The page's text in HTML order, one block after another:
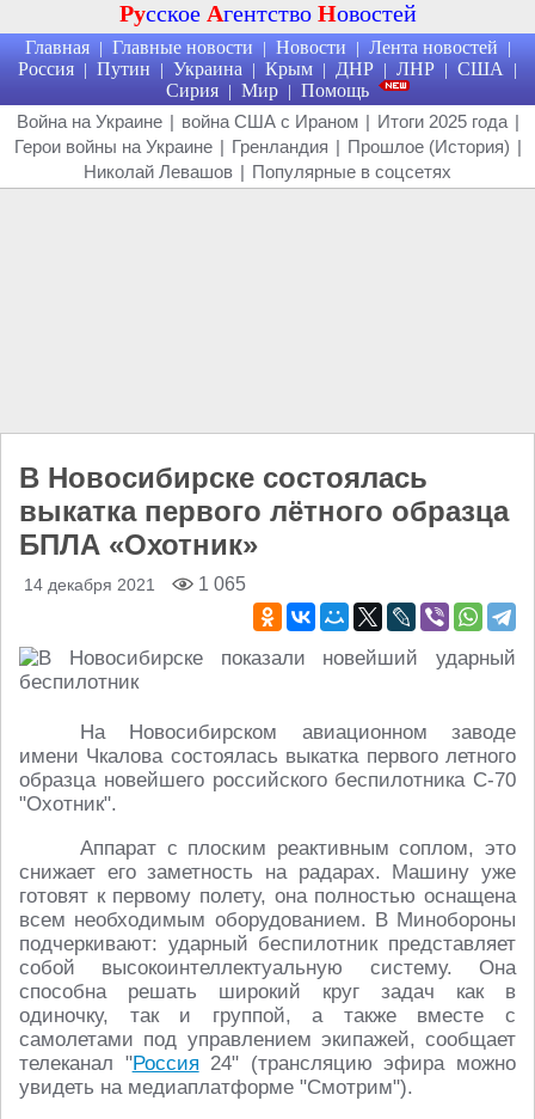
Русское Агентство Новостей
Главная | Главные новости | Новости | Лента новостей |
Россия | Путин | Украина | Крым | ДНР | ЛНР | США |
Сирия | Мир | Помощь
Война на Украине | война США с Ираном | Итоги 2025 года |
Герои войны на Украине | Гренландия | Прошлое (История) |
Николай Левашов | Популярные в соцсетях
В Новосибирске состоялась
выкатка первого лётного образца
БПЛА «Охотник»
14 декабря 2021 1 065
На Новосибирском авиационном заводе
имени Чкалова состоялась выкатка первого летного
образца новейшего российского беспилотника С-70
"Охотник".
Аппарат с плоским реактивным соплом, это
снижает его заметность на радарах. Машину уже
готовят к первому полету, она полностью оснащена
всем необходимым оборудованием. В Минобороны
подчеркивают: ударный беспилотник представляет
собой высокоинтеллектуальную систему. Она
способна решать широкий круг задач как в
одиночку, так и группой, а также вместе с
самолетами под управлением экипажей, сообщает
телеканал "Россия 24" (трансляцию эфира можно
увидеть на медиаплатформе "Смотрим").